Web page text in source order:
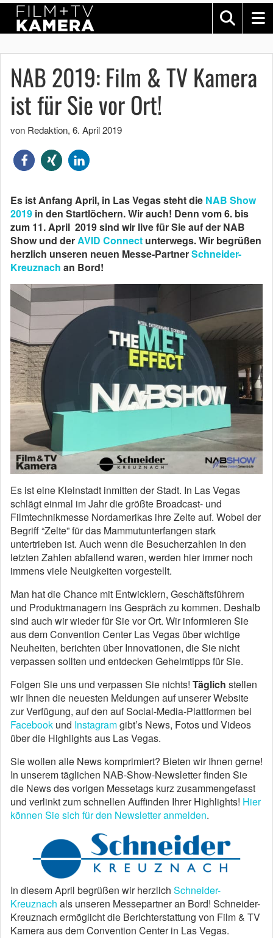
NAB 2019: Film & TV Kamera
ist für Sie vor Ort!
von Redaktion, 6. April 2019
Es ist Anfang April, in Las Vegas steht die NAB Show
2019 in den Startlöchern. Wir auch! Denn vom 6. bis
zum 11. April 2019 sind wir live für Sie auf der NAB
Show und derAVID Connect unterwegs. Wir begrüßen
herzlich unseren neuen Messe-PartnerSchneider-
Kreuznach an Bord!
Es ist eine Kleinstadt inmitten der Stadt. In Las Vegas
schlägt einmal im Jahr die größte Broadcast- und
Filmtechnikmesse Nordamerikas ihre Zelte auf. Wobei der
Begriff “Zelte” für das Mammutunterfangen stark
untertrieben ist. Auch wenn die Besucherzahlen in den
letzten Zahlen abfallend waren, werden hier immer noch
immens viele Neuigkeiten vorgestellt.
Man hat die Chance mit Entwicklern, Geschäftsführern
und Produktmanagern ins Gespräch zu kommen. Deshalb
sind auch wir wieder für Sie vor Ort. Wir informieren Sie
aus dem Convention Center Las Vegas über wichtige
Neuheiten, berichten über Innovationen, die Sie nicht
verpassen sollten und entdecken Geheimtipps für Sie.
Folgen Sie uns und verpassen Sie nichts! Täglich stellen
wir Ihnen die neuesten Meldungen auf unserer Website
zur Verfügung, auf den auf Social-Media-Plattformen bei
Facebook und Instagramgibt’s News, Fotos und Videos
über die Highlights aus Las Vegas.
Sie wollen alle News komprimiert? Bieten wir Ihnen gerne!
In unserem täglichen NAB-Show-Newsletter finden Sie
die News des vorigen Messetags kurz zusammengefasst
und verlinkt zum schnellen Auffinden Ihrer Highlights! Hier
können Sie sich für den Newsletter anmelden.
In diesem April begrüßen wir herzlich Schneider-
Kreuznach als unseren Messepartner an Bord! Schneider-
Kreuznach ermöglicht die Berichterstattung von Film & TV
Kamera aus dem Convention Center in Las Vegas.